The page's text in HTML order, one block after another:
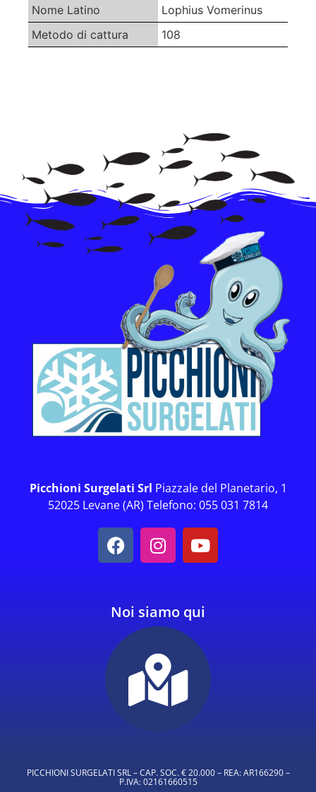
Nome Latino
Lophius Vomerinus
Metodo di cattura
108
Picchioni Surgelati Srl Piazzale del Planetario, 1
52025 Levane (AR) Telefono: 055 031 7814
Noi siamo qui
PICCHIONI SURGELATI SRL – CAP. SOC. € 20.000 – REA: AR166290 –
P.IVA: 02161660515